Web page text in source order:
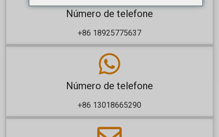
Número de telefone
+86 18925775637
Número de telefone
+86 13018665290